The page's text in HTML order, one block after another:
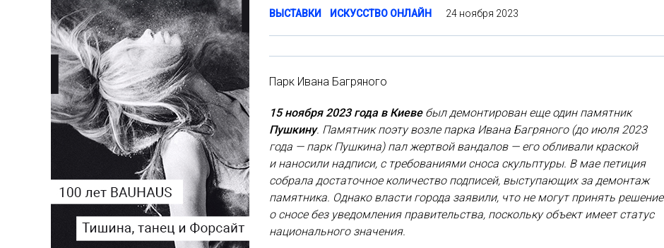
ВЫСТАВКИ ИСКУССТВО ОНЛАЙН 24 ноября 2023
Парк Ивана Багряного
15 ноября 2023 года в Киеве был демонтирован еще один памятник
Пушкину. Памятник поэту возле парка Ивана Багряного (до июля 2023
года — парк Пушкина) пал жертвой вандалов — его обливали краской
и наносили надписи, с требованиями сноса скульптуры. В мае петиция
собрала достаточное количество подписей, выступающих за демонтаж
памятника. Однако власти города заявили, что не могут принять решение
о сносе без уведомления правительства, поскольку объект имеет статус
национального значения.